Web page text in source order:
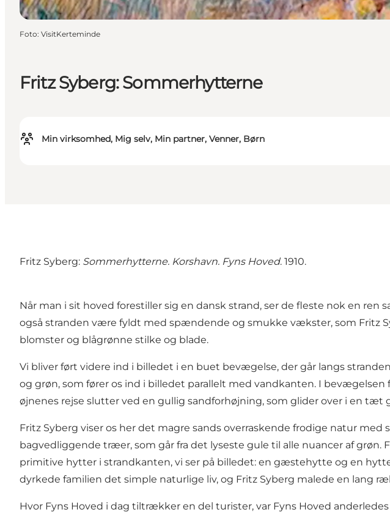
Fritz Syberg: Sommerhytterne
Min virksomhed, Mig selv, Min partner, Venner, Børn
Foto: VisitKerteminde
Fritz Syberg: Sommerhytterne. Korshavn. Fyns Hoved. 1910.
Når man i sit hoved forestiller sig en dansk strand, ser de fleste nok en
også stranden være fyldt med spændende og smukke vækster, som Fritz
blomster og blågrønne stilke og blade.
Vi bliver ført videre ind i billedet i en buet bevægelse, der går langs
og grøn, som fører os ind i billedet parallelt med vandkanten. I
øjnenes rejse slutter ved en gullig sandforhøjning, som glider over i en tæt
Fritz Syberg viser os her det magre sands overraskende frodige natur
bagvedliggende træer, som går fra det lyseste gule til alle nuancer af grøn.
primitive hytter i strandkanten, vi ser på billedet: en gæstehytte og en
dyrkede familien det simple naturlige liv, og Fritz Syberg malede en lang
Hvor Fyns Hoved i dag tiltrækker en del turister, var Fyns Hoved